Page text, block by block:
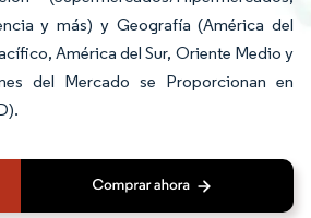
y más) y Geografía (América del
América del Sur, Oriente Medio y
del Mercado se Proporcionan en